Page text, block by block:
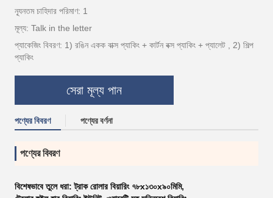
ন্যূনতম চাহিদার পরিমাণ: 1
মূল্য: Talk in the letter
প্যাকেজিং বিবরণ: 1) রঙিন একক বাক্স প্যাকিং + কার্টন বক্স প্যাকিং + প্যালেট , 2) শিল্প
প্যাকিং
সেরা মূল্য পান
পণ্যের বিবরণ পণ্যের বর্ণনা
পণ্যের বিবরণ
বিশেষভাবে তুলে ধরা:ট্রাক রোলার বিয়ারিং ৭৮x১৩০x৯০মিমি,